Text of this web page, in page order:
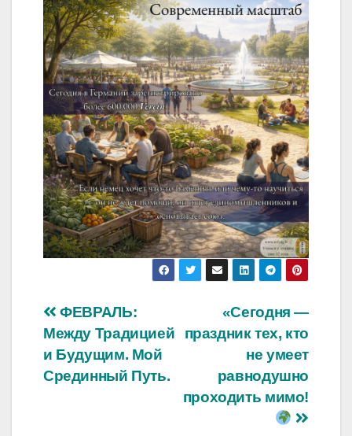
Навигация
по
записям
«Сегодня —
праздник тех, кто
не умеет
равнодушно
проходить мимо!
ФЕВРАЛЬ:
Между Традицией
и Будущим. Мой
Срединный Путь.